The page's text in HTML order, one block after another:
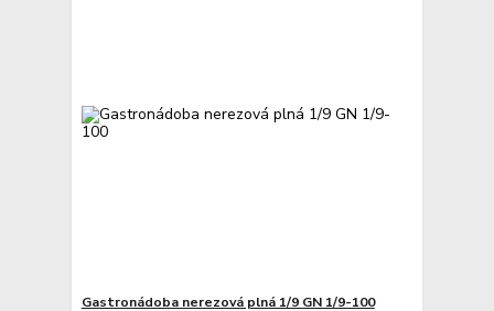
Gastronádoba nerezová plná 1/9 GN 1/9-100